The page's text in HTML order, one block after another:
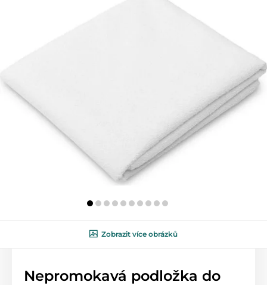
Zobrazit více obrázků
Nepromokavá podložka do